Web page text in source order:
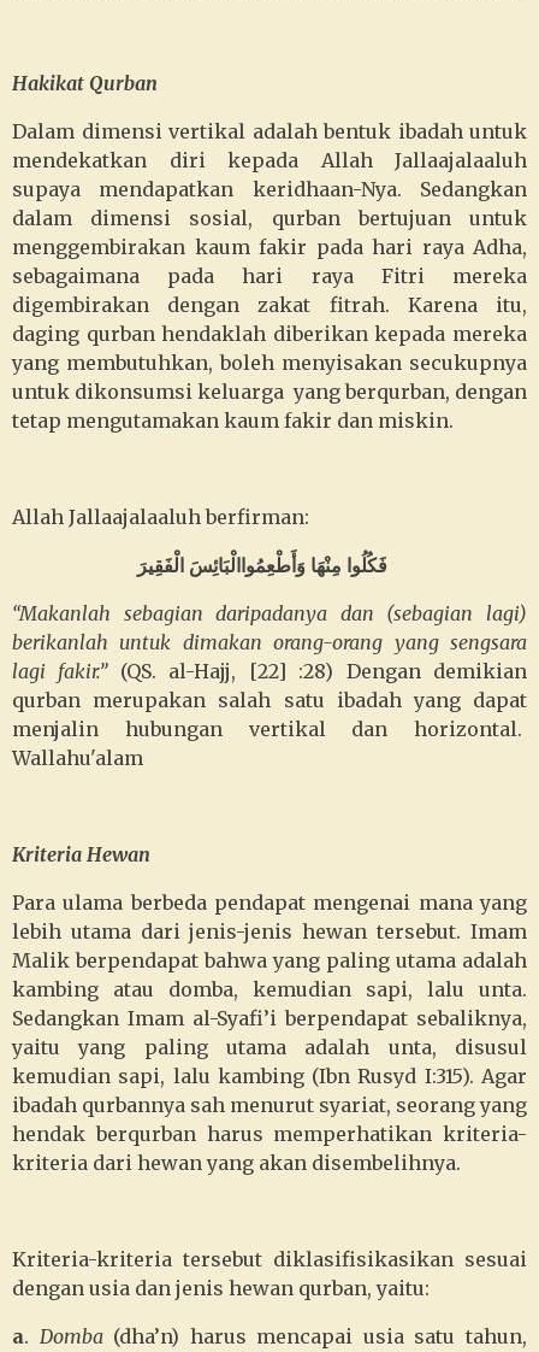
Hakikat Qurban
Dalam dimensi vertikal adalah bentuk ibadah untuk
mendekatkan diri kepada Allah Jallaajalaaluh
supaya mendapatkan keridhaan-Nya. Sedangkan
dalam dimensi sosial, qurban bertujuan untuk
menggembirakan kaum fakir pada hari raya Adha,
sebagaimana pada hari raya Fitri mereka
digembirakan dengan zakat fitrah. Karena itu,
daging qurban hendaklah diberikan kepada mereka
yang membutuhkan, boleh menyisakan secukupnya
untuk dikonsumsi keluarga yang berqurban, dengan
tetap mengutamakan kaum fakir dan miskin.
Allah Jallaajalaaluh berfirman:
فَكُلُوا مِنْهَا وَأَطْعِمُواالْبَائِسَ الْفَقِيرَ
“Makanlah sebagian daripadanya dan (sebagian lagi)
berikanlah untuk dimakan orang-orang yang sengsara
lagi fakir.” (QS. al-Hajj, [22] :28) Dengan demikian
qurban merupakan salah satu ibadah yang dapat
menjalin hubungan vertikal dan horizontal.
Wallahu'alam
Kriteria Hewan
Para ulama berbeda pendapat mengenai mana yang
lebih utama dari jenis-jenis hewan tersebut. Imam
Malik berpendapat bahwa yang paling utama adalah
kambing atau domba, kemudian sapi, lalu unta.
Sedangkan Imam al-Syafi’i berpendapat sebaliknya,
yaitu yang paling utama adalah unta, disusul
kemudian sapi, lalu kambing (Ibn Rusyd I:315). Agar
ibadah qurbannya sah menurut syariat, seorang yang
hendak berqurban harus memperhatikan kriteria-
kriteria dari hewan yang akan disembelihnya.
Kriteria-kriteria tersebut diklasifisikasikan sesuai
dengan usia dan jenis hewan qurban, yaitu:
a. Domba (dha’n) harus mencapai usia satu tahun,